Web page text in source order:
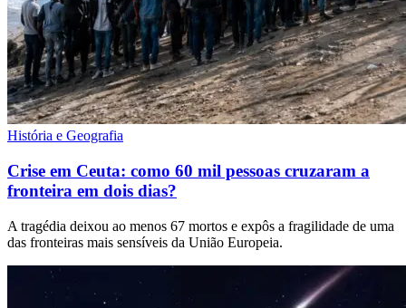
História e Geografia
Crise em Ceuta: como 60 mil pessoas cruzaram a
fronteira em dois dias?
A tragédia deixou ao menos 67 mortos e expôs a fragilidade de uma
das fronteiras mais sensíveis da União Europeia.